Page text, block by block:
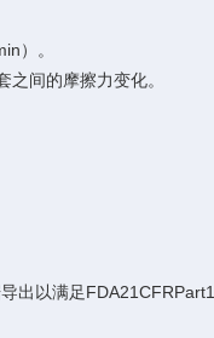
）。
间的摩擦力变化。
出以满足